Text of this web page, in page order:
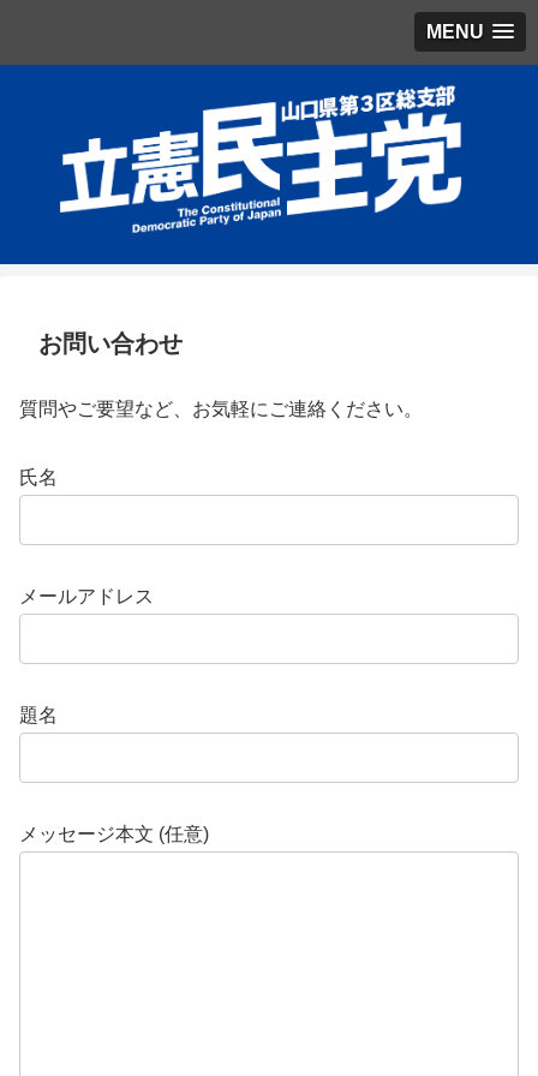
MENU
お問い合わせ
質問やご要望など、お気軽にご連絡ください。
氏名
メールアドレス
題名
メッセージ本文 (任意)